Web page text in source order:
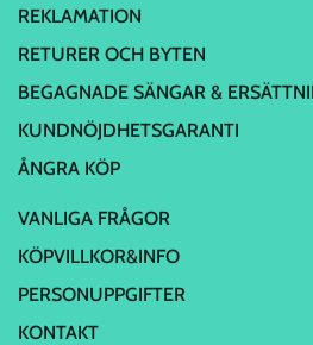
REKLAMATION
RETURER OCH BYTEN
BEGAGNADE SÄNGAR &
KUNDNÖJDHETSGARANTI
ÅNGRA KÖP
VANLIGA FRÅGOR
KÖPVILLKOR&INFO
PERSONUPPGIFTER
KONTAKT